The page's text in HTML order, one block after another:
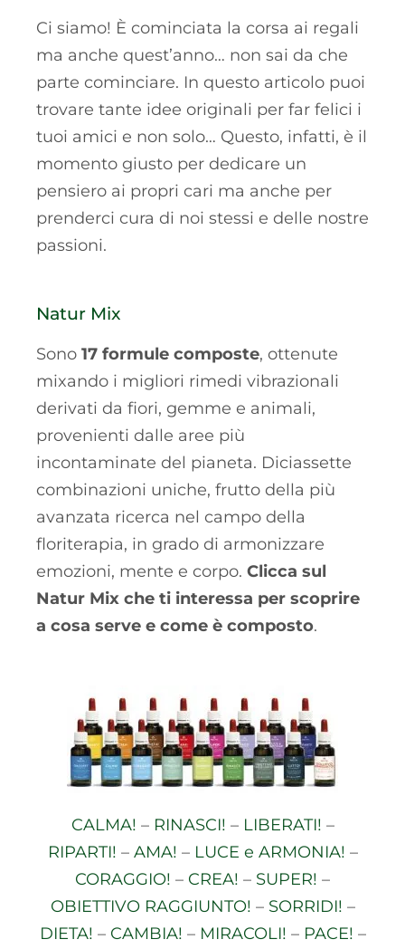
Ci siamo! È cominciata la corsa ai regali
ma anche quest’anno… non sai da che
parte cominciare. In questo articolo puoi
trovare tante idee originali per far felici i
tuoi amici e non solo… Questo, infatti, è il
momento giusto per dedicare un
pensiero ai propri cari ma anche per
prenderci cura di noi stessi e delle nostre
passioni.
Natur Mix
Sono 17 formule composte, ottenute
mixando i migliori rimedi vibrazionali
derivati da fiori, gemme e animali,
provenienti dalle aree più
incontaminate del pianeta. Diciassette
combinazioni uniche, frutto della più
avanzata ricerca nel campo della
floriterapia, in grado di armonizzare
emozioni, mente e corpo. Clicca sul
Natur Mix che ti interessa per scoprire
a cosa serve e come è composto.
CALMA! – RINASCI! – LIBERATI! –
RIPARTI! – AMA! – LUCE e ARMONIA! –
CORAGGIO! – CREA! – SUPER! –
OBIETTIVO RAGGIUNTO! – SORRIDI! –
DIETA! – CAMBIA! – MIRACOLI! – PACE! –